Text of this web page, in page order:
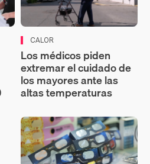
CALOR
Los médicos piden
extremar el cuidado de
los mayores ante las
altas temperaturas